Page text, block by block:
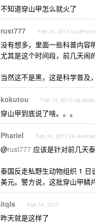
不知道穿山甲怎么就火了
rust777 Feb 14, 2017 via iPhone
没有想多，里面一些科普内容
尤其是这个时间段，前几天闹
当然这不是黑，这是科学普及
kokutou Feb 14, 2017 via
穿山甲到底说了啥。。。
Phariel Feb 14, 2017 via Android
@rust777 应该是针对前几天
泰国反走私野生动物组织 1
美元。警方说，这批穿山甲鳞
itqls Feb 14, 2017
昨天就是这样了